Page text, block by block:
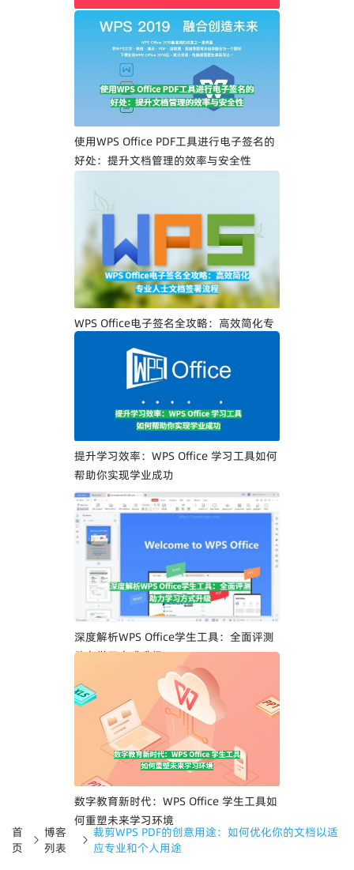
WPS Office PDF电子签名入门指南：一步
一步教你创建专属电子签名
使用WPS Office PDF工具进行电子签名的
好处：提升文档管理的效率与安全性
WPS Office电子签名全攻略：高效简化专
提升学习效率：WPS Office 学习工具如何
帮助你实现学业成功
深度解析WPS Office学生工具：全面评测
助力学习方式升级
数字教育新时代：WPS Office 学生工具如
何重塑未来学习环境
首
页
博客
列表
裁剪WPS PDF的创意用途：如何优化你的文档以适
应专业和个人用途